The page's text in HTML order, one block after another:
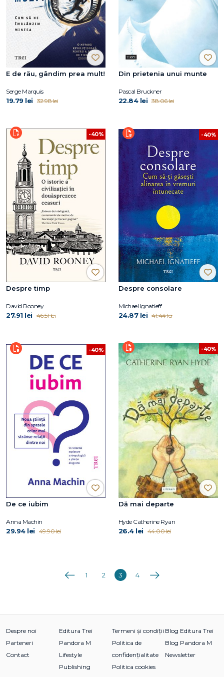
E de rău, gândim prea mult!
Serge Marquis
19.79 lei 32.98 lei
Din prietenia unui munte
Pascal Bruckner
22.84 lei 38.06 lei
-40%
Despre timp
David Rooney
27.91 lei 46.51 lei
-40%
Despre consolare
Michael Ignatieff
24.87 lei 41.44 lei
-40%
De ce iubim
Anna Machin
29.94 lei 49.90 lei
-40%
Dă mai departe
Hyde Catherine Ryan
26.4 lei 44.00 lei
Anterioara
1 2 3 4 Următoarea
Despre noi
Parteneri
Contact
Editura Trei
Pandora M
Lifestyle
Publishing
Termeni și condiții
Politica de
confidențialitate
Politica cookies
Blog Editura Trei
Blog Pandora M
Newsletter